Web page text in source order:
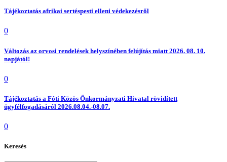
Tájékoztatás afrikai sertéspesti elleni védekezésről
0
Változás az orvosi rendelések helyszínében felújítás miatt 2026. 08. 10.
napjától!
0
Tájékoztatás a Fóti Közös Önkormányzati Hivatal rövidített
ügyfélfogadásáról 2026.08.04.-08.07.
0
Keresés